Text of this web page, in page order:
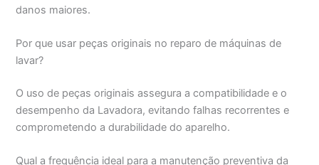
danos maiores.
Por que usar peças originais no reparo de máquinas de
lavar?
O uso de peças originais assegura a compatibilidade e o
desempenho da Lavadora, evitando falhas recorrentes e
comprometendo a durabilidade do aparelho.
Qual a frequência ideal para a manutenção preventiva da